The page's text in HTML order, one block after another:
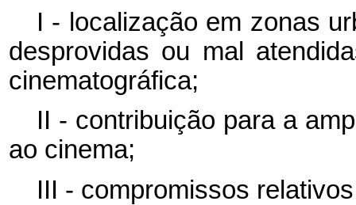
I - localização em zonas
desprovidas ou mal
cinematográfica;
II - contribuição para a
ao cinema;
III - compromissos